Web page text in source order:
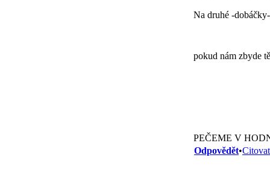
Na druhé -
pokud nám zbyde
PEČEME V
Odpovědět•Citovat